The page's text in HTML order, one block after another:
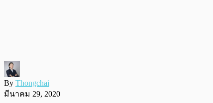
By Thongchai
มีนาคม 29, 2020